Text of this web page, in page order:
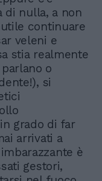
di nulla, a non
continuare
veleni e
stia realmente
o
si
grado di far
arrivati a
è
gestori,